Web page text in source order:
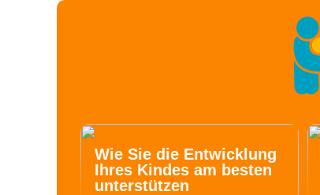
Wie Sie die Entwicklung
Ihres Kindes am besten
unterstützen